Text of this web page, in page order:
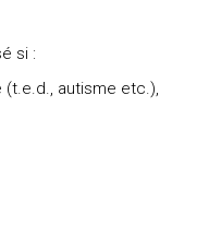
si :
autisme etc.),